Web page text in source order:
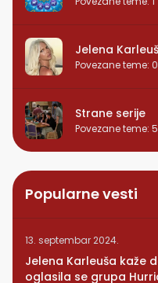
Jelena
Povezane teme: 0
Strane serije
Povezane teme:
Popularne vesti
13. septembar 2024.
Jelena Karleuša kaže
oglasila se grupa